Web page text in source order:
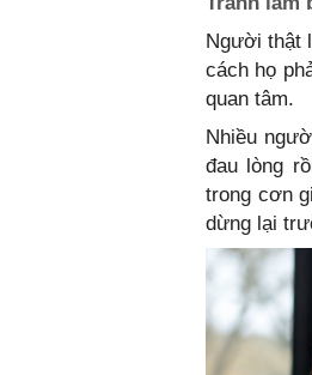
Người thật
cách họ
quan tâm.
Nhiều
đau lòng
trong cơn
dừng lại